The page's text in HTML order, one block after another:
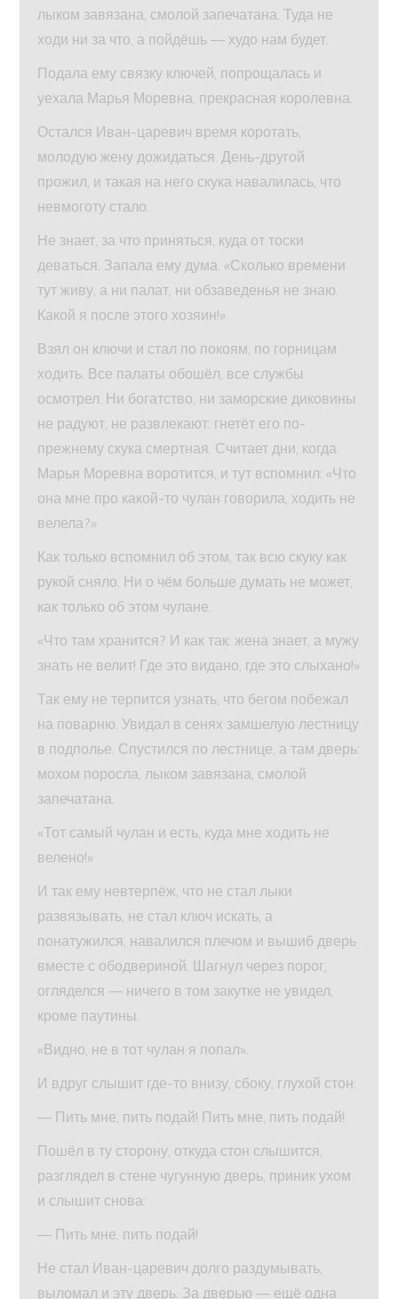
лыком завязана, смолой запечатана. Туда не
ходи ни за что, а пойдёшь — худо нам будет.
Подала ему связку ключей, попрощалась и
уехала Марья Моревна, прекрасная королевна.
Остался Иван-царевич время коротать,
молодую жену дожидаться. День-другой
прожил, и такая на него скука навалилась, что
невмоготу стало.
Не знает, за что приняться, куда от тоски
деваться. Запала ему дума. «Сколько времени
тут живу, а ни палат, ни обзаведенья не знаю.
Какой я после этого хозяин!»
Взял он ключи и стал по покоям, по горницам
ходить. Все палаты обошёл, все службы
осмотрел. Ни богатство, ни заморские диковины
не радуют, не развлекают: гнетёт его по-
прежнему скука смертная. Считает дни, когда
Марья Моревна воротится, и тут вспомнил: «Что
она мне про какой-то чулан говорила, ходить не
велела?»
Как только вспомнил об этом, так всю скуку как
рукой сняло. Ни о чём больше думать не может,
как только об этом чулане.
«Что там хранится? И как так: жена знает, а мужу
знать не велит! Где это видано, где это слыхано!»
Так ему не терпится узнать, что бегом побежал
на поварню. Увидал в сенях замшелую лестницу
в подполье. Спустился по лестнице, а там дверь:
мохом поросла, лыком завязана, смолой
запечатана.
«Тот самый чулан и есть, куда мне ходить не
велено!»
И так ему невтерпёж, что не стал лыки
развязывать, не стал ключ искать, а
понатужился, навалился плечом и вышиб дверь
вместе с ободвериной. Шагнул через порог,
огляделся — ничего в том закутке не увидел,
кроме паутины.
«Видно, не в тот чулан я попал».
И вдруг слышит где-то внизу, сбоку, глухой стон:
— Пить мне, пить подай! Пить мне, пить подай!
Пошёл в ту сторону, откуда стон слышится,
разглядел в стене чугунную дверь, приник ухом
и слышит снова:
— Пить мне, пить подай!
Не стал Иван-царевич долго раздумывать,
выломал и эту дверь. За дверью — ещё одна